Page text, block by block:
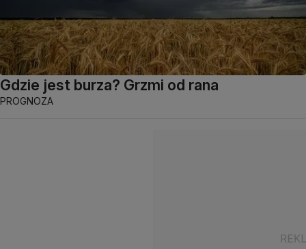
Gdzie jest burza? Grzmi od rana
PROGNOZA